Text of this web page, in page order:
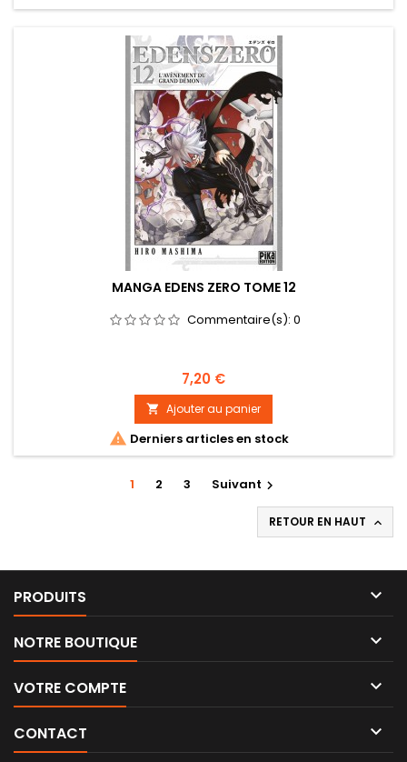
MANGA EDENS ZERO TOME 12
Commentaire(s): 0
Prix
7,20 €
 Ajouter au panier
 Derniers articles en stock
1 2 3 Suivant 
RETOUR EN HAUT 
PRODUITS 
NOTRE BOUTIQUE 
VOTRE COMPTE 
CONTACT 